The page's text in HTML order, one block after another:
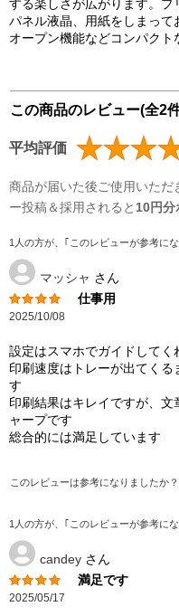
する楽しさが広がります。
パネル液晶、用紙をしまっ
オープン機能などコンパクト
この商品のレビュー(全2
平均評価
商品が届いた後ご使用いただ
ー投稿＆採用されると 10円分
1人の方が、｢このレビューが参考に
マッシャ さん
仕事用
2025/10/08
設定はスマホでガイドしてく
印刷速度はトレーが出てく
す
印刷結果はキレイですが、
ャープです
総合的には満足しています
このレビューは参考になりましたか？
1人の方が、｢このレビューが参考に
candey さん
満足です
2025/05/17